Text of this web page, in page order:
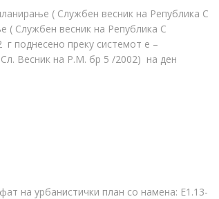
( Службен весник на Република С
( Службен весник на Република С
поднесено преку системот е –
Весник на Р.М. бр 5 /2002) на ден
на урбанистички план со намена: Е1.13-